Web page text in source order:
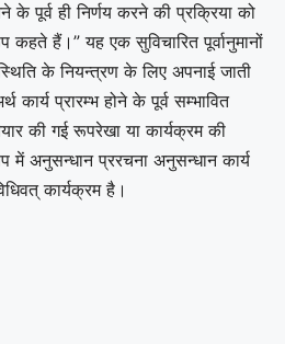
के पूर्व ही निर्णय करने की प्रक्रिया को
कहते हैं।” यह एक सुविचारित पूर्वानुमानों
के नियन्त्रण के लिए अपनाई जाती
प्रारम्भ होने के पूर्व सम्भावित
की गई रूपरेखा या कार्यक्रम की
में अनुसन्धान प्ररचना अनुसन्धान कार्य
कार्यक्रम है।